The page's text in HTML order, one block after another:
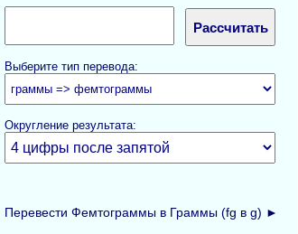
Выберите тип перевода:
Округление результата:
Перевести Фемтограммы в Граммы (fg в g) ►